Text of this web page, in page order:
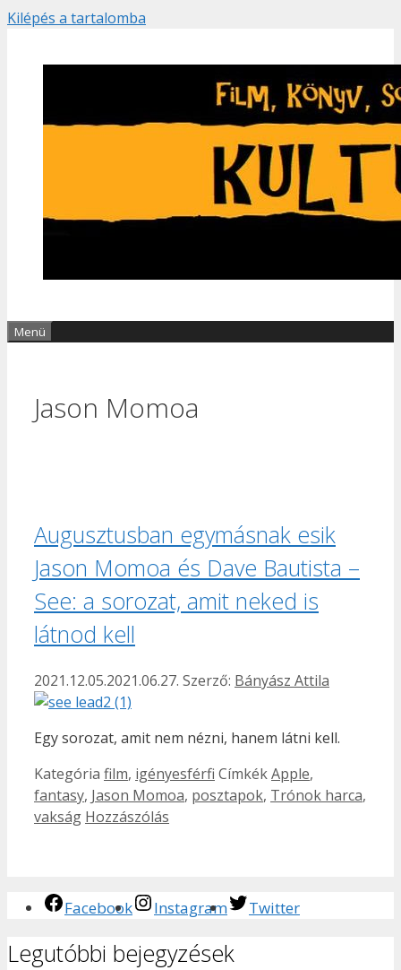
Kilépés a tartalomba
Menü
Jason Momoa
Augusztusban egymásnak esik
Jason Momoa és Dave Bautista –
See: a sorozat, amit neked is
látnod kell
2021.12.05.2021.06.27. Szerző: Bányász Attila
Egy sorozat, amit nem nézni, hanem látni kell.
Kategória film, igényesférfi CímkékApple,
fantasy, Jason Momoa, posztapok, Trónok harca,
vakság Hozzászólás
Facebook Instagram Twitter
Legutóbbi bejegyzések